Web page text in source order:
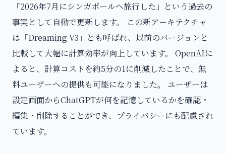
「2026年7月にシンガポールへ旅行した」という過去の
事実として自動で更新します。 この新アーキテクチャ
は「Dreaming V3」とも呼ばれ、以前のバージョンと
比較して大幅に計算効率が向上しています。 OpenAIに
よると、計算コストを約5分の1に削減したことで、無
料ユーザーへの提供も可能になりました。 ユーザーは
設定画面からChatGPTが何を記憶しているかを確認・
編集・削除することができ、プライバシーにも配慮され
ています。